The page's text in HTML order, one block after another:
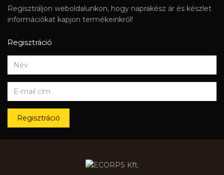
Regisztráljon weboldalunkon, hogy naprakész ár és készlet
információkat kapjon termékeinkről!
Regisztráció
Regisztráció